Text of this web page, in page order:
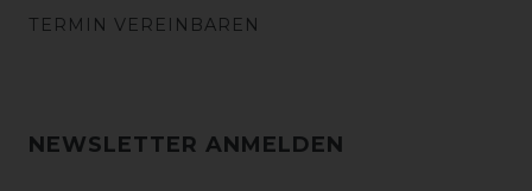
TERMIN VEREINBAREN
NEWSLETTER ANMELDEN